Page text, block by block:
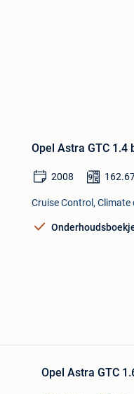
Opel Astra GTC
2008
Cruise Control,
Opel Astra GTC